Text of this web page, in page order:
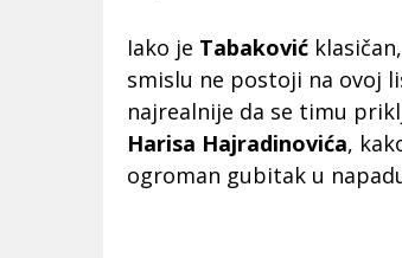
Iako je Tabaković
smislu ne postoji na ovoj
najrealnije da se timu
Harisa Hajradinovića,
ogroman gubitak u